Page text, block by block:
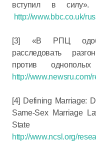
вступил в силу».
http://www.bbc.co.uk/
[3] «В РПЦ
расследовать
против
http://www.newsru.com/
[4] Defining Marriage:
Same-Sex Marriage
State
http://www.ncsl.org/